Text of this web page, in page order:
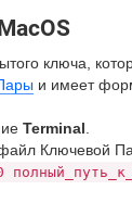
ключа,
и имеет
Terminal
Ключевой